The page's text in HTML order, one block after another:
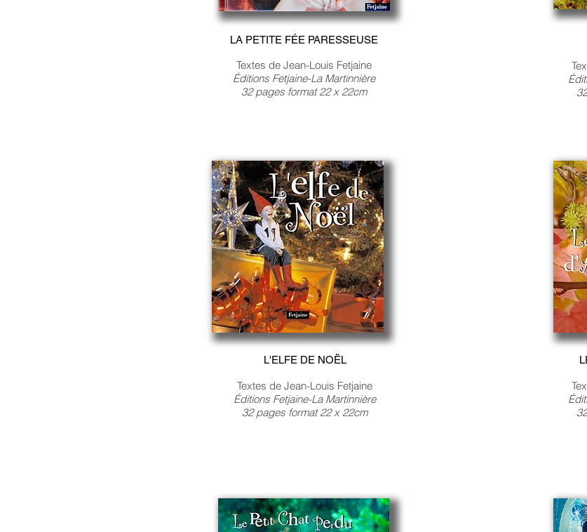
LA PETITE FÉE PARESSEUSE
Textes de Jean-Louis Fetjaine
Éditions Fetjaine-La Martinnière
32 pages format 22 x 22cm
L'ELFE DE NOËL
Textes de Jean-Louis Fetjaine
Éditions Fetjaine-La Martinnière
32 pages format 22 x 22cm